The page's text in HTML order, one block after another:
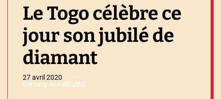
Le Togo célèbre ce
jour son jubilé de
diamant
27 avril 2020
Bernard AFAWOUBO